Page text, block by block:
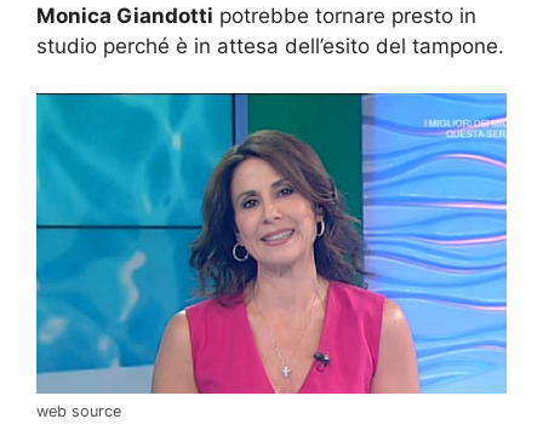
Monica Giandotti potrebbe tornare presto in
studio perché è in attesa dell’esito del tampone.
web source